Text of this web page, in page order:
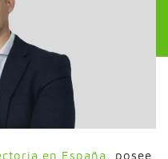
en España , posee